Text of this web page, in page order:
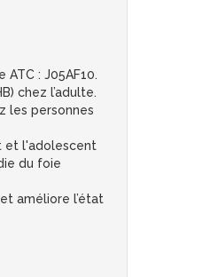
: J05AF10.
chez l’adulte.
les personnes
et l'adolescent
du foie
améliore l’état